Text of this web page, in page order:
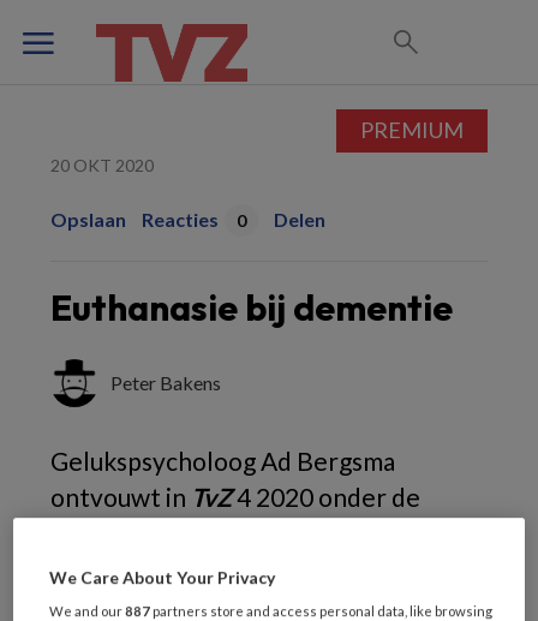
20 OKT 2020
Opslaan Reacties 0 Delen
Euthanasie bij dementie
Peter Bakens
Gelukspsycholoog Ad Bergsma
ontvouwt in TvZ4 2020 onder de
niet weet' zijn gedachten over de
kortgeleden met een opzienbarend
PREMIUM
We Care About Your Privacy
We and our887 partners store and access personal data, like browsing